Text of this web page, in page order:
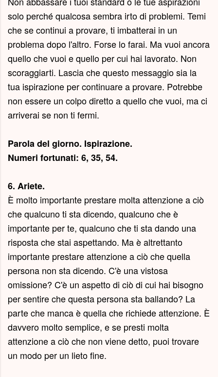
solo perché qualcosa sembra irto di problemi. Temi
che se continui a provare, ti imbatterai in un
problema dopo l'altro. Forse lo farai. Ma vuoi ancora
quello che vuoi e quello per cui hai lavorato. Non
scoraggiarti. Lascia che questo messaggio sia la
tua ispirazione per continuare a provare. Potrebbe
non essere un colpo diretto a quello che vuoi, ma ci
arriverai se non ti fermi.
Parola del giorno. Ispirazione.
Numeri fortunati: 6, 35, 54.
6. Ariete.
È molto importante prestare molta attenzione a ciò
che qualcuno ti sta dicendo, qualcuno che è
importante per te, qualcuno che ti sta dando una
risposta che stai aspettando. Ma è altrettanto
importante prestare attenzione a ciò che quella
persona non sta dicendo. C'è una vistosa
omissione? C'è un aspetto di ciò di cui hai bisogno
per sentire che questa persona sta ballando? La
parte che manca è quella che richiede attenzione. È
davvero molto semplice, e se presti molta
attenzione a ciò che non viene detto, puoi trovare
un modo per un lieto fine.